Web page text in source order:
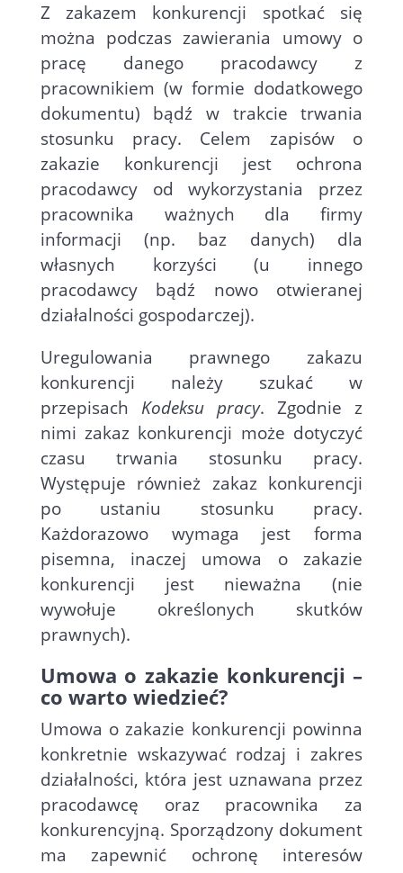
Z zakazem konkurencji spotkać się
można podczas zawierania umowy o
pracę danego pracodawcy z
pracownikiem (w formie dodatkowego
dokumentu) bądź w trakcie trwania
stosunku pracy. Celem zapisów o
zakazie konkurencji jest ochrona
pracodawcy od wykorzystania przez
pracownika ważnych dla firmy
informacji (np. baz danych) dla
własnych korzyści (u innego
pracodawcy bądź nowo otwieranej
działalności gospodarczej).
Uregulowania prawnego zakazu
konkurencji należy szukać w
przepisach
Kodeksu pracy. Zgodnie z
nimi zakaz konkurencji może dotyczyć
czasu trwania stosunku pracy.
Występuje również zakaz konkurencji
po ustaniu stosunku pracy.
Każdorazowo wymaga jest forma
pisemna, inaczej umowa o zakazie
konkurencji jest nieważna (nie
wywołuje określonych skutków
prawnych).
Umowa o zakazie konkurencji –
co warto wiedzieć?
Umowa o zakazie konkurencji powinna
konkretnie wskazywać rodzaj i zakres
działalności, która jest uznawana przez
pracodawcę oraz pracownika za
konkurencyjną. Sporządzony dokument
ma zapewnić ochronę interesów